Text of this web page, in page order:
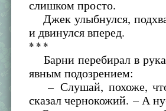
слишком просто.
Джек улыбнулся,
и двинулся вперед.
* * *
Барни перебирал в
явным подозрением:
– Слушай, похоже, что
сказал чернокожий. – А